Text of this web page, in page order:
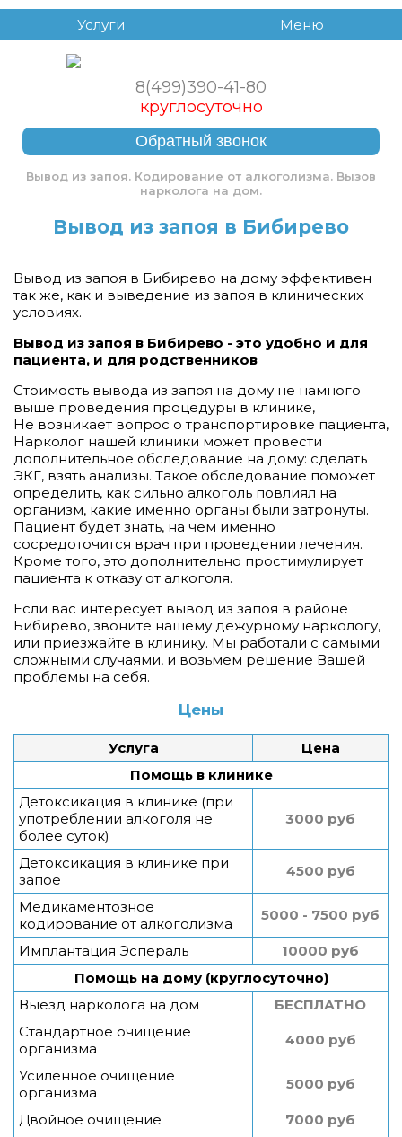
8(499)390-41-80
круглосуточно
Обратный звонок
Услуги Меню
Вывод из запоя. Кодирование от алкоголизма. Вызов
нарколога на дом.
Вывод из запоя в Бибирево
Вывод из запоя в Бибирево на дому эффективен
так же, как и выведение из запоя в клинических
условиях.
Вывод из запоя в Бибирево - это удобно и для
пациента, и для родственников
Стоимость вывода из запоя на дому не намного
выше проведения процедуры в клинике,
Не возникает вопрос о транспортировке пациента,
Нарколог нашей клиники может провести
дополнительное обследование на дому: сделать
ЭКГ, взять анализы. Такое обследование поможет
определить, как сильно алкоголь повлиял на
организм, какие именно органы были затронуты.
Пациент будет знать, на чем именно
сосредоточится врач при проведении лечения.
Кроме того, это дополнительно простимулирует
пациента к отказу от алкоголя.
Если вас интересует вывод из запоя в районе
Бибирево, звоните нашему дежурному наркологу,
или приезжайте в клинику. Мы работали с самыми
сложными случаями, и возьмем решение Вашей
проблемы на себя.
Цены
Услуга
Цена
Помощь в клинике
Детоксикация в клинике (при
употреблении алкоголя не
более суток)
3000 руб
Детоксикация в клинике при
запое
4500 руб
Медикаментозное
кодирование от алкоголизма
5000 - 7500 руб
Имплантация Эспераль
10000 руб
Помощь на дому (круглосуточно)
Выезд нарколога на дом
БЕСПЛАТНО
Стандартное очищение
организма
4000 руб
Усиленное очищение
организма
5000 руб
Двойное очищение
7000 руб